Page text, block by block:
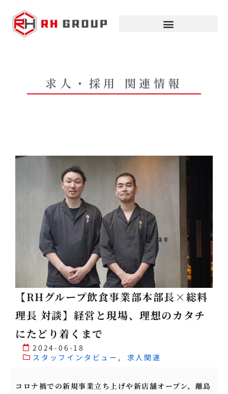
求人・採用 関連情報
【RHグループ飲食事業部本部長×総料
理長 対談】経営と現場、理想のカタチ
にたどり着くまで
2024-06-18
スタッフインタビュー , 求人関連
コロナ禍での新規事業立ち上げや新店舗オープン、離島